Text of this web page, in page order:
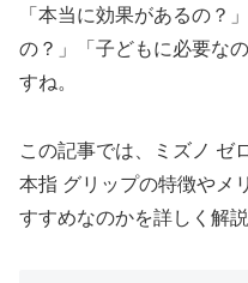
「本当に効果があるの？
の？」「子どもに必要な
すね。
この記事では、ミズノ ゼ
本指 グリップの特徴やメ
すすめなのかを詳しく解